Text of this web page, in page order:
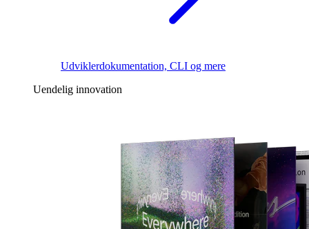
Udviklerdokumentation, CLI og mere
Uendelig innovation